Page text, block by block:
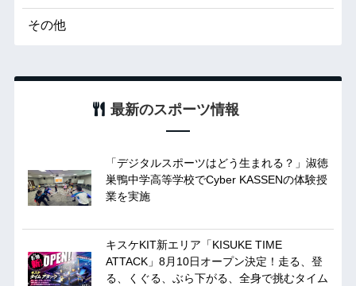
その他
最新のスポーツ情報
「デジタルスポーツはどう生まれる？」淑徳
巣鴨中学高等学校でCyber KASSENの体験授
業を実施
キスケKIT新エリア「KISUKE TIME
ATTACK」8月10日オープン決定！走る、登
る、くぐる、ぶら下がる、全身で挑むタイム